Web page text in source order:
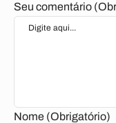
Seu comentário
Nome (Obrigatório)